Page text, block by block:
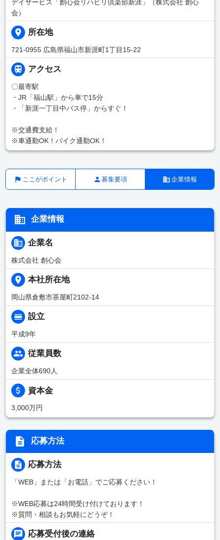
デイサービス「創心会リハビリ倶楽部新涯」（株式会社 創心
会）
所在地
721-0955 広島県福山市新涯町1丁目15-22
アクセス
〇最寄駅
・JR「福山駅」から車で15分
・「新涯一丁目中バス停」からすぐ！
※交通費支給！
※車通勤OK！バイク通勤OK！
ここがポイント 募集要項 企業情報
企業情報
企業名
株式会社 創心会
本社所在地
岡山県倉敷市茶屋町2102-14
設立
平成9年
従業員数
企業全体690人
資本金
3,000万円
応募方法
応募方法
「WEB」または「お電話」でご応募ください！
※WEB応募は24時間受け付けております！
※質問・相談もお気軽にどうぞ！
応募受付後の連絡